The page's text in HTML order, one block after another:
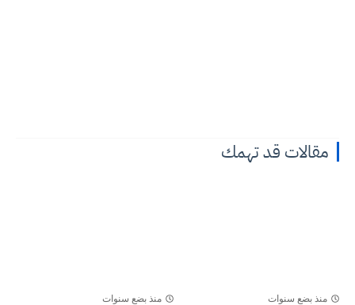
مقالات قد تهمك
منذ بضع سنوات منذ بضع سنوات